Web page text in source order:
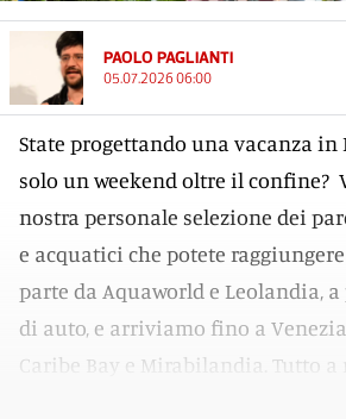
PAOLO PAGLIANTI
05.07.2026 06:00
State progettando una vacanza in
solo un weekend oltre il confine?
nostra personale selezione dei
e acquatici che potete
parte da Aquaworld e Leolandia, a
di auto, e arriviamo fino a Venezia
Caribe Bay e Mirabilandia. Tutto